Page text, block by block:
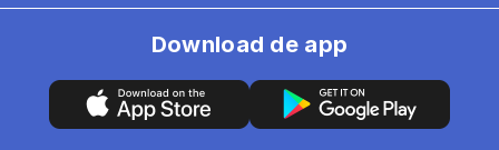
Download de app